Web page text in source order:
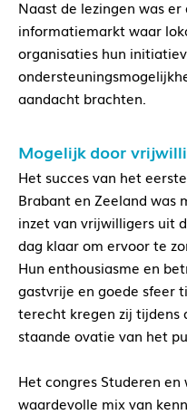
Naast de lezingen was er
informatiemarkt waar
organisaties hun
aandacht brachten.
Mogelijk door
Het succes van het
Brabant en Zeeland was
inzet van vrijwilligers uit
dag klaar om ervoor te
Hun enthousiasme en
gastvrije en goede sfeer
terecht kregen zij tijdens
staande ovatie van het
Het congres Studeren
waardevolle mix van